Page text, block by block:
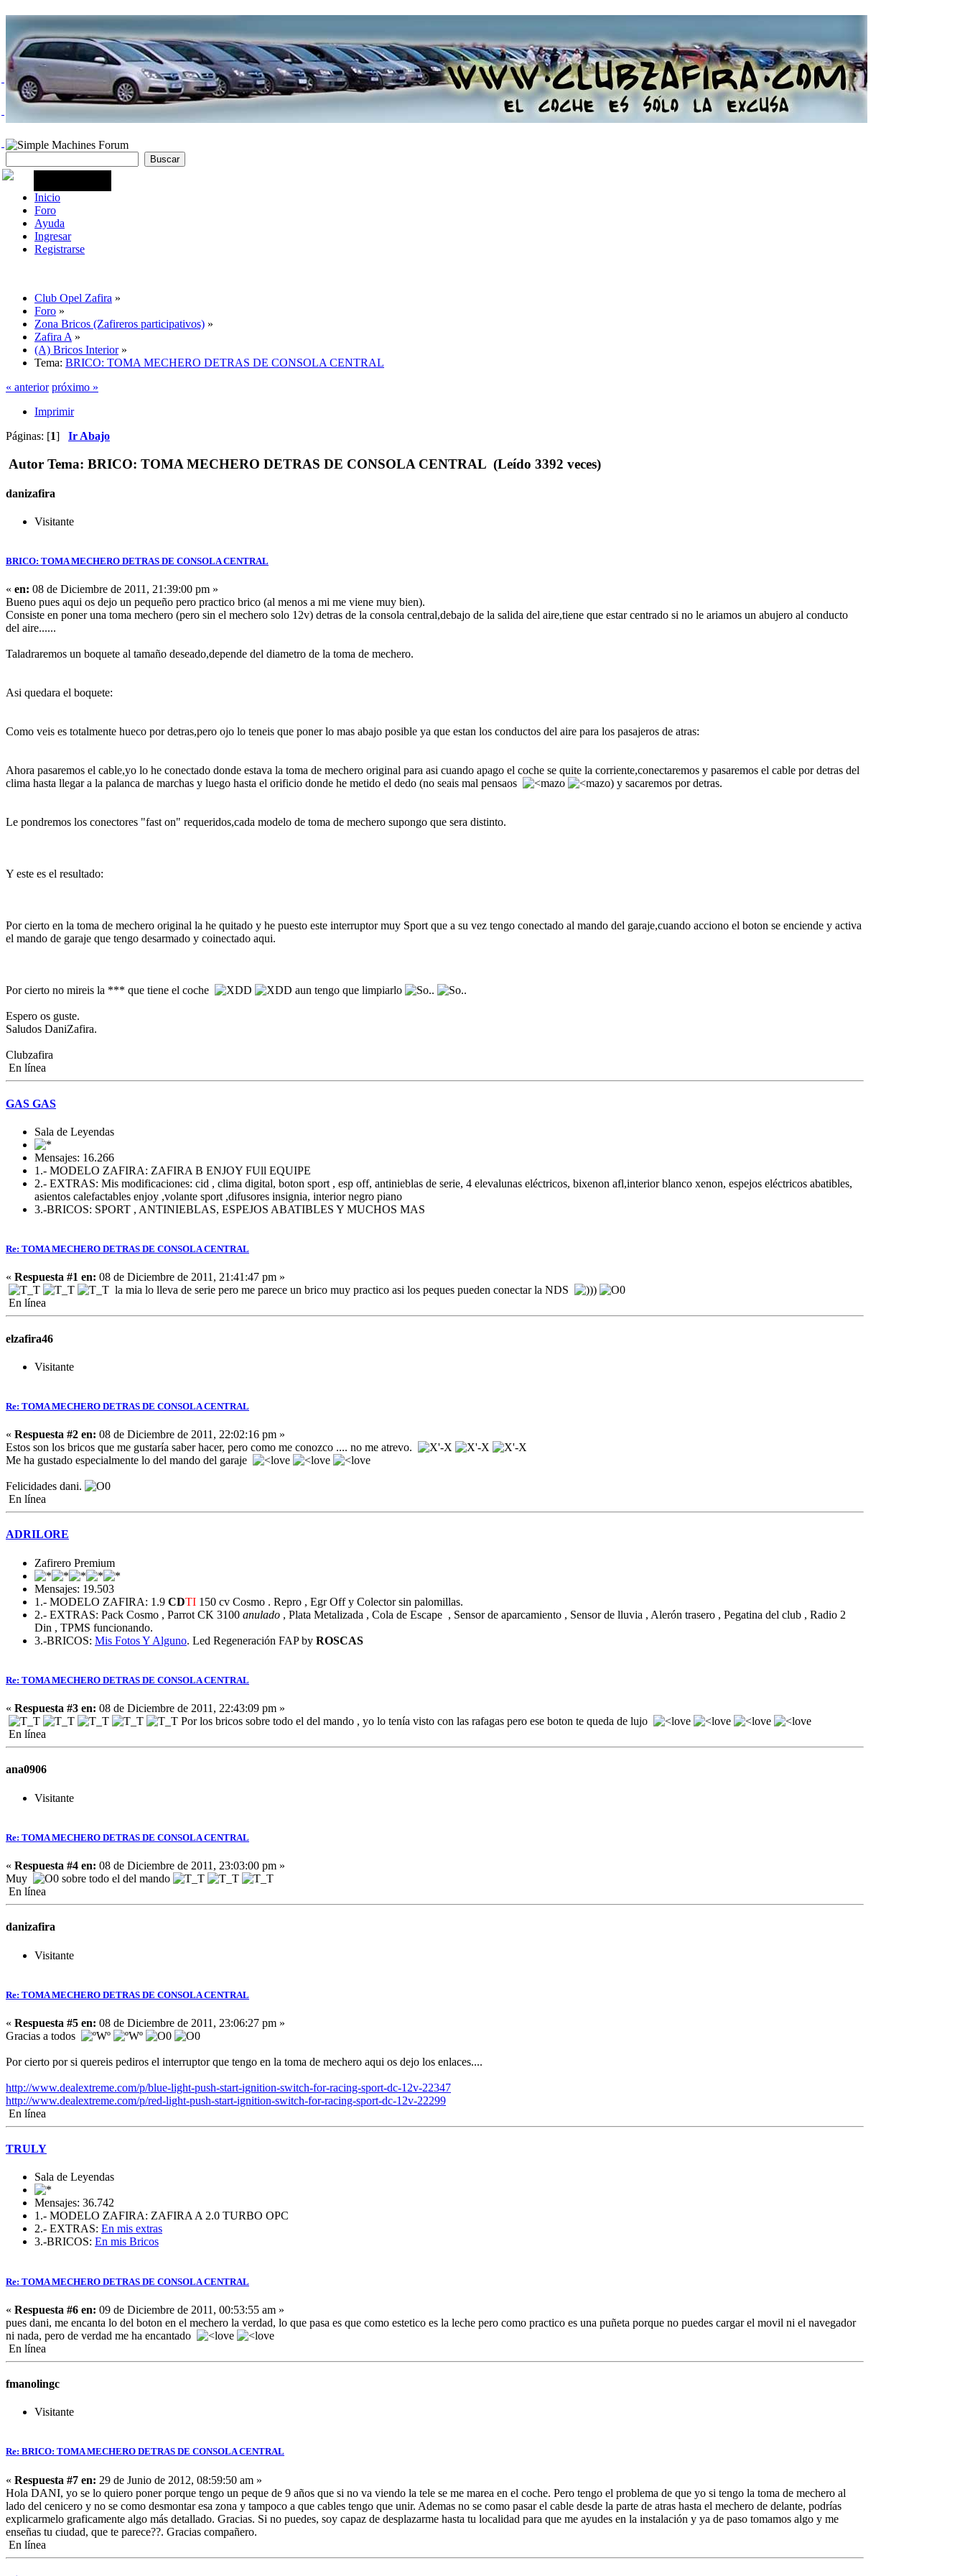
Inicio
Foro
Ayuda
Ingresar
Registrarse
Club Opel Zafira »
Foro »
Zona Bricos (Zafireros participativos) »
Zafira A »
(A) Bricos Interior»
Tema: BRICO: TOMA MECHERO DETRAS DE CONSOLA CENTRAL
« anterior próximo »
Imprimir
Páginas: [1] Ir Abajo
Autor Tema: BRICO: TOMA MECHERO DETRAS DE CONSOLA CENTRAL (Leído 3392 veces)
danizafira
Visitante
BRICO: TOMA MECHERO DETRAS DE CONSOLA CENTRAL
« en: 08 de Diciembre de 2011, 21:39:00 pm »
Bueno pues aqui os dejo un pequeño pero practico brico (al menos a mi me viene muy bien).
Consiste en poner una toma mechero (pero sin el mechero solo 12v) detras de la consola central,debajo de la salida del aire,tiene que estar centrado si no le ariamos un abujero al conducto
del aire......
Taladraremos un boquete al tamaño deseado,depende del diametro de la toma de mechero.
Asi quedara el boquete:
Como veis es totalmente hueco por detras,pero ojo lo teneis que poner lo mas abajo posible ya que estan los conductos del aire para los pasajeros de atras:
Ahora pasaremos el cable,yo lo he conectado donde estava la toma de mechero original para asi cuando apago el coche se quite la corriente,conectaremos y pasaremos el cable por detras del
clima hasta llegar a la palanca de marchas y luego hasta el orificio donde he metido el dedo (no seais mal pensaos
) y sacaremos por detras.
Le pondremos los conectores "fast on" requeridos,cada modelo de toma de mechero supongo que sera distinto.
Y este es el resultado:
Por cierto en la toma de mechero original la he quitado y he puesto este interruptor muy Sport que a su vez tengo conectado al mando del garaje,cuando acciono el boton se enciende y activa
el mando de garaje que tengo desarmado y coinectado aqui.
Por cierto no mireis la *** que tiene el coche aun tengo que limpiarlo
Espero os guste.
Saludos DaniZafira.
Clubzafira
En línea
GAS GAS
Sala de Leyendas
Mensajes: 16.266
1.- MODELO ZAFIRA: ZAFIRA B ENJOY FUll EQUIPE
2.- EXTRAS: Mis modificaciones: cid , clima digital, boton sport , esp off, antinieblas de serie, 4 elevalunas eléctricos, bixenon afl,interior blanco xenon, espejos eléctricos abatibles,
asientos calefactables enjoy ,volante sport ,difusores insignia, interior negro piano
3.-BRICOS: SPORT , ANTINIEBLAS, ESPEJOS ABATIBLES Y MUCHOS MAS
Re: TOMA MECHERO DETRAS DE CONSOLA CENTRAL
« Respuesta #1 en: 08 de Diciembre de 2011, 21:41:47 pm »
la mia lo lleva de serie pero me parece un brico muy practico asi los peques pueden conectar la NDS
En línea
elzafira46
Visitante
Re: TOMA MECHERO DETRAS DE CONSOLA CENTRAL
« Respuesta #2 en: 08 de Diciembre de 2011, 22:02:16 pm »
Estos son los bricos que me gustaría saber hacer, pero como me conozco .... no me atrevo.
Me ha gustado especialmente lo del mando del garaje
Felicidades dani.
En línea
ADRILORE
Zafirero Premium
Mensajes: 19.503
1.- MODELO ZAFIRA: 1.9 CDTI 150 cv Cosmo . Repro , Egr Off y Colector sin palomillas.
2.- EXTRAS: Pack Cosmo , Parrot CK 3100 anulado , Plata Metalizada , Cola de Escape , Sensor de aparcamiento , Sensor de lluvia , Alerón trasero , Pegatina del club , Radio 2
Din , TPMS funcionando.
3.-BRICOS: Mis FotosY Alguno. Led Regeneración FAP by ROSCAS
Re: TOMA MECHERO DETRAS DE CONSOLA CENTRAL
« Respuesta #3 en: 08 de Diciembre de 2011, 22:43:09 pm »
Por los bricos sobre todo el del mando , yo lo tenía visto con las rafagas pero ese boton te queda de lujo
En línea
ana0906
Visitante
Re: TOMA MECHERO DETRAS DE CONSOLA CENTRAL
« Respuesta #4 en: 08 de Diciembre de 2011, 23:03:00 pm »
Muy
sobre todo el del mando
En línea
danizafira
Visitante
Re: TOMA MECHERO DETRAS DE CONSOLA CENTRAL
« Respuesta #5 en: 08 de Diciembre de 2011, 23:06:27 pm »
Gracias a todos
Por cierto por si quereis pediros el interruptor que tengo en la toma de mechero aqui os dejo los enlaces....
http://www.dealextreme.com/p/blue-light-push-start-ignition-switch-for-racing-sport-dc-12v-22347
http://www.dealextreme.com/p/red-light-push-start-ignition-switch-for-racing-sport-dc-12v-22299
En línea
TRULY
Sala de Leyendas
Mensajes: 36.742
1.- MODELO ZAFIRA: ZAFIRA A 2.0 TURBO OPC
2.- EXTRAS: En mis extras
3.-BRICOS: En mis Bricos
Re: TOMA MECHERO DETRAS DE CONSOLA CENTRAL
« Respuesta #6 en: 09 de Diciembre de 2011, 00:53:55 am »
pues dani, me encanta lo del boton en el mechero la verdad, lo que pasa es que como estetico es la leche pero como practico es una puñeta porque no puedes cargar el movil ni el navegador
ni nada, pero de verdad me ha encantado
En línea
fmanolingc
Visitante
Re: BRICO: TOMA MECHERO DETRAS DE CONSOLA CENTRAL
« Respuesta #7 en: 29 de Junio de 2012, 08:59:50 am »
Hola DANI, yo se lo quiero poner porque tengo un peque de 9 años que si no va viendo la tele se me marea en el coche. Pero tengo el problema de que yo si tengo la toma de mechero al
lado del cenicero y no se como desmontar esa zona y tampoco a que cables tengo que unir. Ademas no se como pasar el cable desde la parte de atras hasta el mechero de delante, podrías
explicarmelo graficamente algo más detallado. Gracias. Si no puedes, soy capaz de desplazarme hasta tu localidad para que me ayudes en la instalación y ya de paso tomamos algo y me
enseñas tu ciudad, que te parece??. Gracias compañero.
En línea